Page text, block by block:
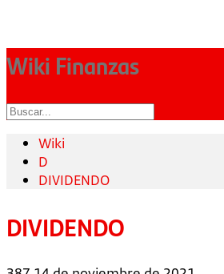
Wiki Finanzas
Wiki
D
DIVIDENDO
DIVIDENDO